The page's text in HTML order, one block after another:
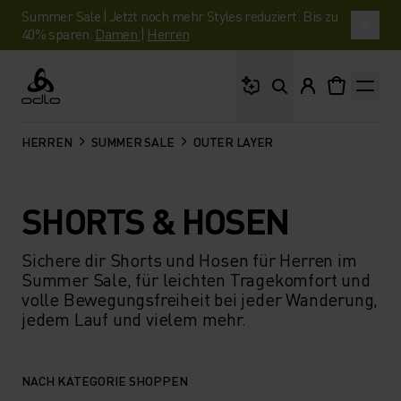
Summer Sale | Jetzt noch mehr Styles reduziert. Bis zu
40% sparen. Damen | Herren
Odlo
HERREN SUMMER SALE OUTER LAYER
SHORTS & HOSEN
Sichere dir Shorts und Hosen für Herren im
Summer Sale, für leichten Tragekomfort und
volle Bewegungsfreiheit bei jeder Wanderung,
jedem Lauf und vielem mehr.
NACH KATEGORIE SHOPPEN